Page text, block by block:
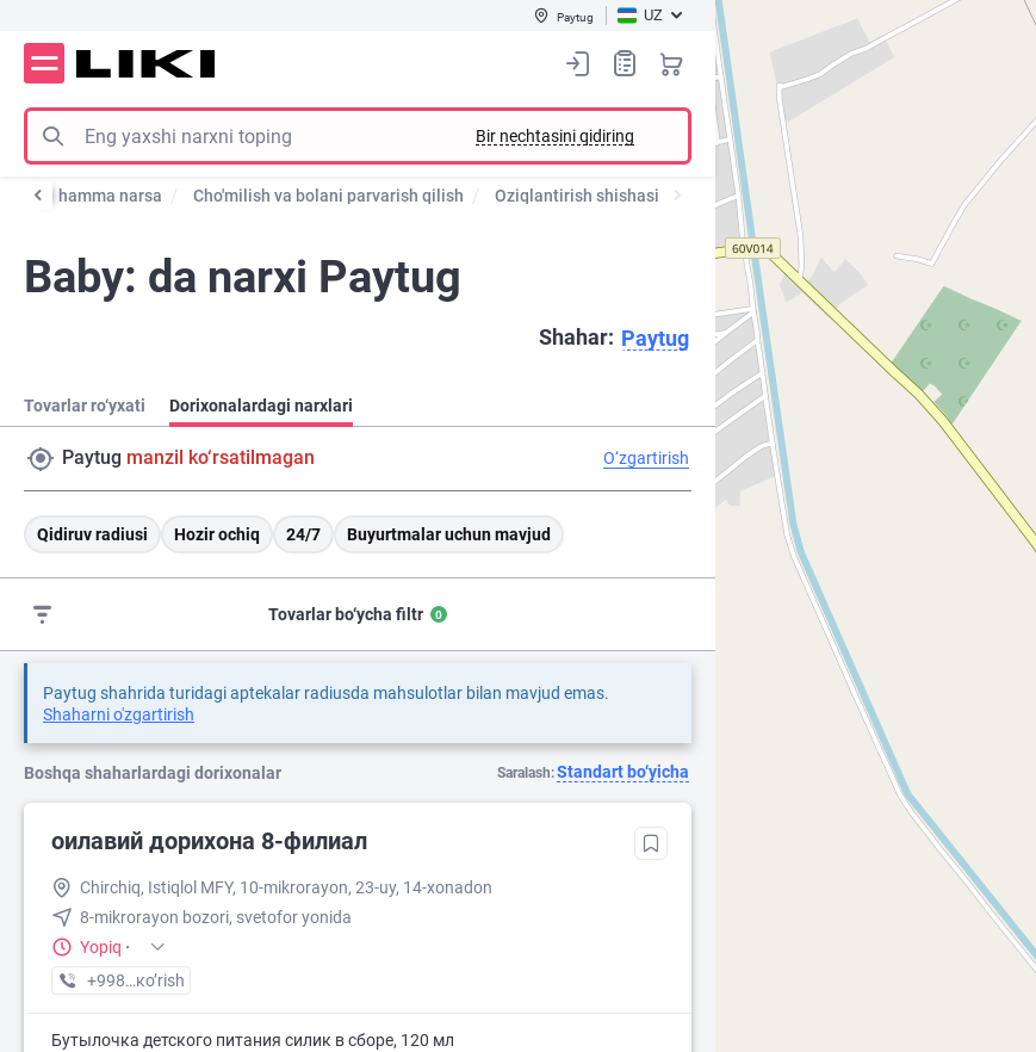
Paytug UZ
Bir nechtasini qidiring
uchun hamma narsa Cho'milish va bolani parvarish qilish Oziqlantirish shishasi
Baby: da narxi Paytug
Shahar: Paytug
Tovarlar ro‘yxati Dorixonalardagi narxlari
Paytug manzil ko‘rsatilmagan O‘zgartirish
Qidiruv radiusi Hozir ochiq 24/7 Buyurtmalar uchun mavjud
Tovarlar bo‘ycha filtr 0
Paytug shahrida turidagi aptekalar radiusda mahsulotlar bilan mavjud emas.
Shaharni o'zgartirish
Boshqa shaharlardagi dorixonalar Saralash:Standart bo‘yicha
оилавий дорихона 8-филиал
Chirchiq, Istiqlol MFY, 10-mikrorayon, 23-uy, 14-xonadon
8-mikrorayon bozori, svetofor yonida
Yopiq ·
+998 (97) XXX-XX-XX
кo’rish
Бутылочка детского питания силик в сборе, 120 мл